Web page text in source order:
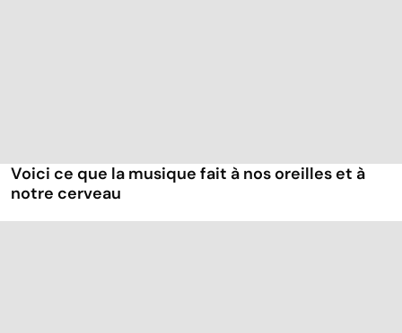
Voici ce que la musique fait à nos oreilles et à
notre cerveau